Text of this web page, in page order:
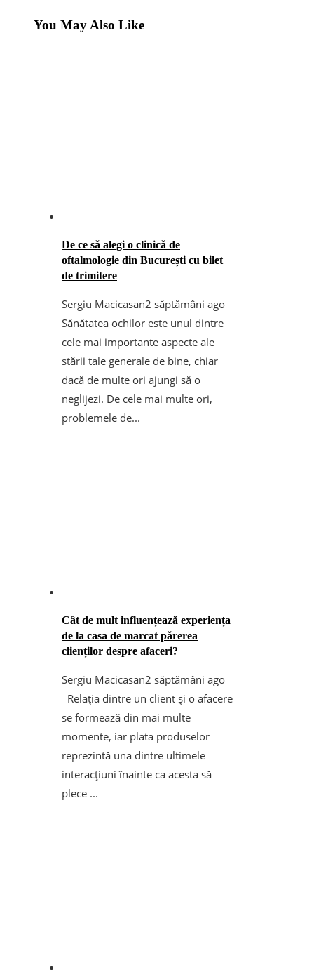
You May Also Like
De ce să alegi o clinică de
oftalmologie din București cu bilet
de trimitere
Sergiu Macicasan2 săptămâni ago
Sănătatea ochilor este unul dintre
cele mai importante aspecte ale
stării tale generale de bine, chiar
dacă de multe ori ajungi să o
neglijezi. De cele mai multe ori,
problemele de...
Cât de mult influențează experiența
de la casa de marcat părerea
clienților despre afaceri?
Sergiu Macicasan2 săptămâni ago
Relația dintre un client și o afacere
se formează din mai multe
momente, iar plata produselor
reprezintă una dintre ultimele
interacțiuni înainte ca acesta să
plece ...